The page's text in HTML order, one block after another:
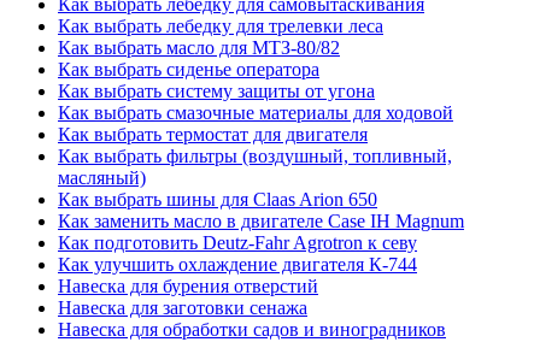
Как выбрать лебедку для трелевки леса
Как выбрать масло для МТЗ-80/82
Как выбрать сиденье оператора
Как выбрать систему защиты от угона
Как выбрать смазочные материалы для ходовой
Как выбрать термостат для двигателя
Как выбрать фильтры (воздушный, топливный,
масляный)
Как выбрать шины для Claas Arion 650
Как заменить масло в двигателе Case IH Magnum
Как подготовить Deutz-Fahr Agrotron к севу
Как улучшить охлаждение двигателя К-744
Навеска для бурения отверстий
Навеска для заготовки сенажа
Навеска для обработки садов и виноградников